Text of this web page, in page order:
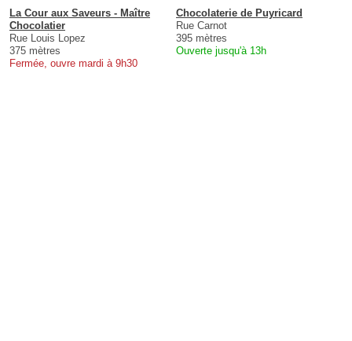
La Cour aux Saveurs - Maître
Chocolatier
Rue Louis Lopez
375 mètres
Fermée, ouvre mardi à 9h30
Chocolaterie de Puyricard
Rue Carnot
395 mètres
Ouverte jusqu'à 13h